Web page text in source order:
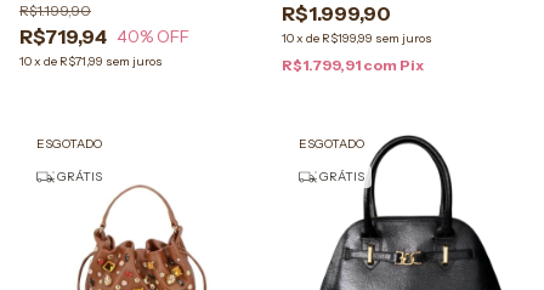
R$719,94
R$1.199,90
40% OFF
10x de R$71,99 sem juros
R$1.999,90
10x de R$199,99 sem juros
R$1.799,91 com Pix
ESGOTADO
GRÁTIS
ESGOTADO
GRÁTIS